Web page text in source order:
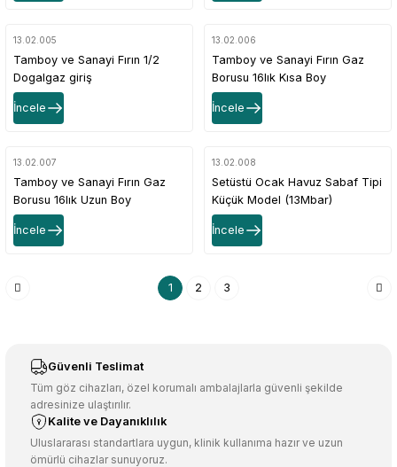
13.02.005
Tamboy ve Sanayi Fırın 1/2
Dogalgaz giriş
İncele
13.02.006
Tamboy ve Sanayi Fırın Gaz
Borusu 16lık Kısa Boy
İncele
13.02.007
Tamboy ve Sanayi Fırın Gaz
Borusu 16lık Uzun Boy
İncele
13.02.008
Setüstü Ocak Havuz Sabaf Tipi
Küçük Model (13Mbar)
İncele
1 2 3
Güvenli Teslimat
Tüm göz cihazları, özel korumalı ambalajlarla güvenli şekilde
adresinize ulaştırılır.
Kalite ve Dayanıklılık
Uluslararası standartlara uygun, klinik kullanıma hazır ve uzun
ömürlü cihazlar sunuyoruz.